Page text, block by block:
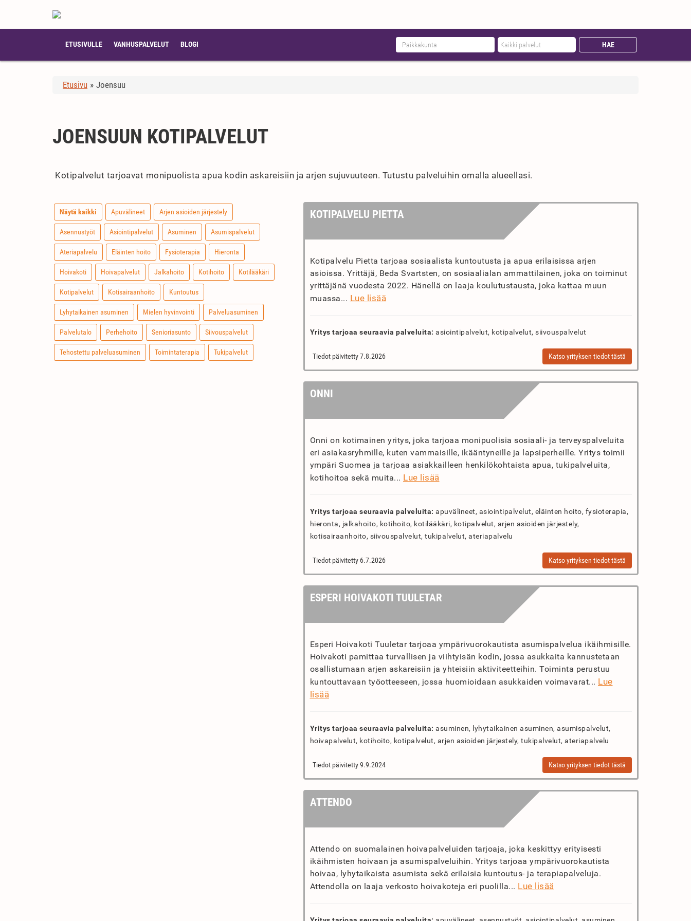
ETUSIVULLE VANHUSPALVELUT BLOGI
Etusivu » Joensuu
JOENSUUN KOTIPALVELUT
Kotipalvelut tarjoavat monipuolista apua kodin askareisiin ja arjen sujuvuuteen. Tutustu palveluihin omalla alueellasi.
Näytä kaikki Apuvälineet Arjen asioiden järjestely
Asennustyöt Asiointipalvelut Asuminen Asumispalvelut
Ateriapalvelu Eläinten hoito Fysioterapia Hieronta
Hoivakoti Hoivapalvelut Jalkahoito Kotihoito Kotilääkäri
Kotipalvelut Kotisairaanhoito Kuntoutus
Lyhytaikainen asuminen Mielen hyvinvointi Palveluasuminen
Palvelutalo Perhehoito Senioriasunto Siivouspalvelut
Tehostettu palveluasuminen Toimintaterapia Tukipalvelut
KOTIPALVELU PIETTA
Kotipalvelu Pietta tarjoaa sosiaalista kuntoutusta ja apua erilaisissa arjen
asioissa. Yrittäjä, Beda Svartsten, on sosiaalialan ammattilainen, joka on toiminut
yrittäjänä vuodesta 2022. Hänellä on laaja koulutustausta, joka kattaa muun
muassa... Lue lisää
Yritys tarjoaa seuraavia palveluita: asiointipalvelut, kotipalvelut, siivouspalvelut
Tiedot päivitetty 7.8.2026 Katso yrityksen tiedot tästä
ONNI
Onni on kotimainen yritys, joka tarjoaa monipuolisia sosiaali- ja terveyspalveluita
eri asiakasryhmille, kuten vammaisille, ikääntyneille ja lapsiperheille. Yritys toimii
ympäri Suomea ja tarjoaa asiakkailleen henkilökohtaista apua, tukipalveluita,
kotihoitoa sekä muita... Lue lisää
Yritys tarjoaa seuraavia palveluita: apuvälineet, asiointipalvelut, eläinten hoito, fysioterapia,
hieronta, jalkahoito, kotihoito, kotilääkäri, kotipalvelut, arjen asioiden järjestely,
kotisairaanhoito, siivouspalvelut, tukipalvelut, ateriapalvelu
Tiedot päivitetty 6.7.2026 Katso yrityksen tiedot tästä
ESPERI HOIVAKOTI TUULETAR
Esperi Hoivakoti Tuuletar tarjoaa ympärivuorokautista asumispalvelua ikäihmisille.
Hoivakoti pamittaa turvallisen ja viihtyisän kodin, jossa asukkaita kannustetaan
osallistumaan arjen askareisiin ja yhteisiin aktiviteetteihin. Toiminta perustuu
kuntouttavaan työotteeseen, jossa huomioidaan asukkaiden voimavarat... Lue
lisää
Yritys tarjoaa seuraavia palveluita: asuminen, lyhytaikainen asuminen, asumispalvelut,
hoivapalvelut, kotihoito, kotipalvelut, arjen asioiden järjestely, tukipalvelut, ateriapalvelu
Tiedot päivitetty 9.9.2024 Katso yrityksen tiedot tästä
ATTENDO
Attendo on suomalainen hoivapalveluiden tarjoaja, joka keskittyy erityisesti
ikäihmisten hoivaan ja asumispalveluihin. Yritys tarjoaa ympärivuorokautista
hoivaa, lyhytaikaista asumista sekä erilaisia kuntoutus- ja terapiapalveluja.
Attendolla on laaja verkosto hoivakoteja eri puolilla... Lue lisää